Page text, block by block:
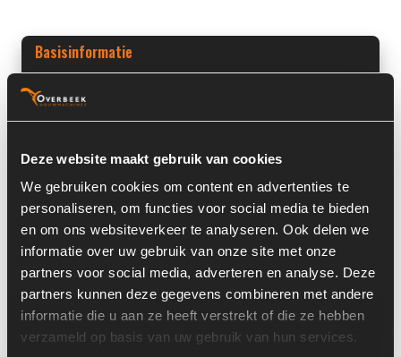
Deze website maakt gebruik van cookies
We gebruiken cookies om content en advertenties te
personaliseren, om functies voor social media te bieden
en om ons websiteverkeer te analyseren. Ook delen we
informatie over uw gebruik van onze site met onze
partners voor social media, adverteren en analyse. Deze
partners kunnen deze gegevens combineren met andere
informatie die u aan ze heeft verstrekt of die ze hebben
verzameld op basis van uw gebruik van hun services.
Basisinformatie
Voorraad nummer:
Machine Type:
KW25/KW27
Onderdeel Merk:
Comer Industries
Onderdeel Type:
F068
Onderdeel nummer:
30001.005.A01 / 20437578 /
535002503